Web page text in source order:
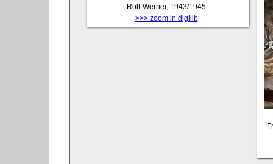
Rolf-Werner, 1943/1945
>>> zoom in digilib